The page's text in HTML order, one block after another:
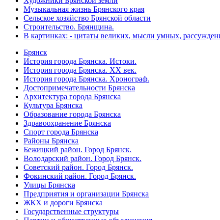
Музыкальная жизнь Брянского края
Сельское хозяйство Брянской области
Строительство. Брянщина.
В картинках: - цитаты великих, мысли умных,
Брянск
История города Брянска. Истоки.
История города Брянска. XX век.
История города Брянска. Хронограф.
Достопримечательности Брянска
Архитектура города Брянска
Культура Брянска
Образование города Брянска
Здравоохранение Брянска
Спорт города Брянска
Районы Брянска
Бежицкий район. Город Брянск.
Володарский район. Город Брянск.
Советский район. Город Брянск.
Фокинский район. Город Брянск.
Улицы Брянска
Предприятия и организации Брянска
ЖКХ и дороги Брянска
Государственные структуры